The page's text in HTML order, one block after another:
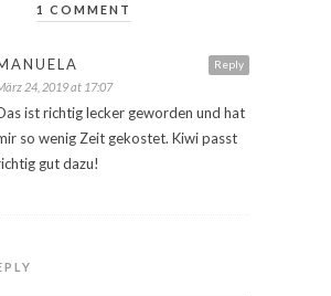
1 COMMENT
Reply
24, 2019 at 17:07
ist richtig lecker geworden und hat
so wenig Zeit gekostet. Kiwi passt
gut dazu!